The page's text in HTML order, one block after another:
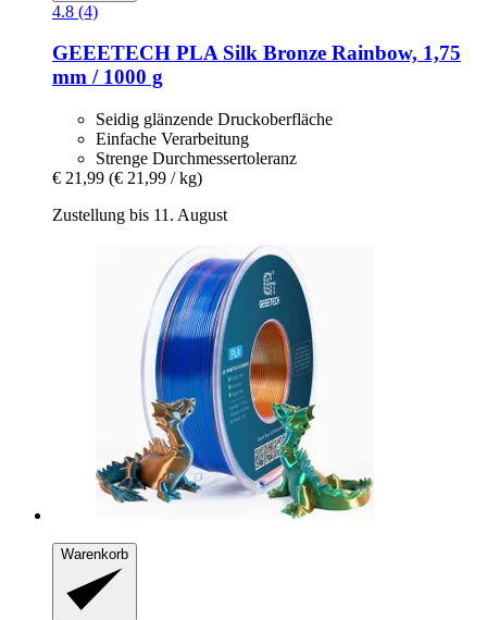
4.8 (4)
GEEETECH PLA Silk Bronze Rainbow, 1,75
mm / 1000 g
Seidig glänzende Druckoberfläche
Einfache Verarbeitung
Strenge Durchmessertoleranz
€ 21,99 (€ 21,99 / kg)
Zustellung bis 11. August
Warenkorb